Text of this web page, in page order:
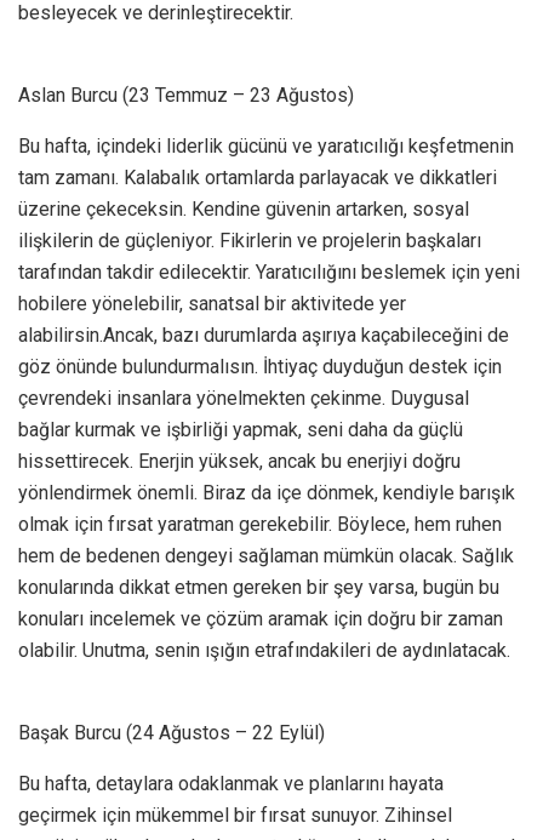
besleyecek ve derinleştirecektir.
Aslan Burcu (23 Temmuz – 23 Ağustos)
Bu hafta, içindeki liderlik gücünü ve yaratıcılığı keşfetmenin
tam zamanı. Kalabalık ortamlarda parlayacak ve dikkatleri
üzerine çekeceksin. Kendine güvenin artarken, sosyal
ilişkilerin de güçleniyor. Fikirlerin ve projelerin başkaları
tarafından takdir edilecektir. Yaratıcılığını beslemek için yeni
hobilere yönelebilir, sanatsal bir aktivitede yer
alabilirsin.Ancak, bazı durumlarda aşırıya kaçabileceğini de
göz önünde bulundurmalısın. İhtiyaç duyduğun destek için
çevrendeki insanlara yönelmekten çekinme. Duygusal
bağlar kurmak ve işbirliği yapmak, seni daha da güçlü
hissettirecek. Enerjin yüksek, ancak bu enerjiyi doğru
yönlendirmek önemli. Biraz da içe dönmek, kendiyle barışık
olmak için fırsat yaratman gerekebilir. Böylece, hem ruhen
hem de bedenen dengeyi sağlaman mümkün olacak. Sağlık
konularında dikkat etmen gereken bir şey varsa, bugün bu
konuları incelemek ve çözüm aramak için doğru bir zaman
olabilir. Unutma, senin ışığın etrafındakileri de aydınlatacak.
Başak Burcu (24 Ağustos – 22 Eylül)
Bu hafta, detaylara odaklanmak ve planlarını hayata
geçirmek için mükemmel bir fırsat sunuyor. Zihinsel